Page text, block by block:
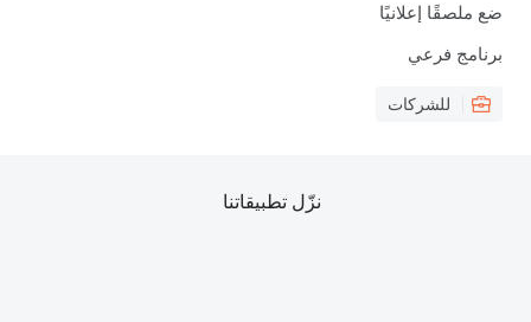
ضع ملصقًا إعلانيًا
برنامج فرعي
للشركات
نزّل تطبيقاتنا